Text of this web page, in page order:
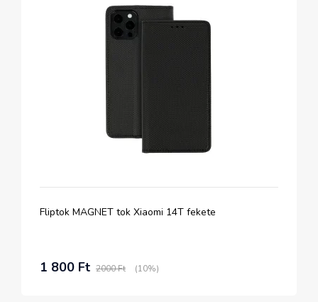
Fliptok MAGNET tok Xiaomi 14T fekete
1 800 Ft 2000 Ft (10%)